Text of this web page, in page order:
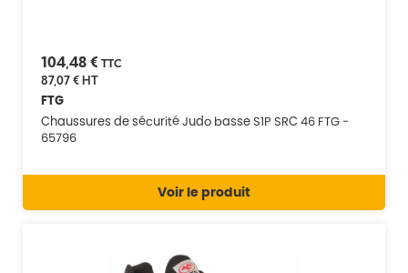
104,48 € TTC
87,07 €HT
FTG
Chaussures de sécurité Judo basse S1P SRC 46 FTG -
65796
Voir le produit